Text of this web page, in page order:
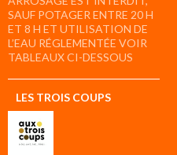
SAUF POTAGER ENTRE 20 H
ET 8 H ET UTILISATION DE
L’EAU RÉGLEMENTÉE VOIR
TABLEAUX CI-DESSOUS
LES TROIS COUPS